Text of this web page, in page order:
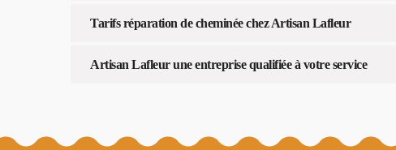
Tarifs réparation de cheminée chez Artisan Lafleur
Artisan Lafleur une entreprise qualifiée à votre service